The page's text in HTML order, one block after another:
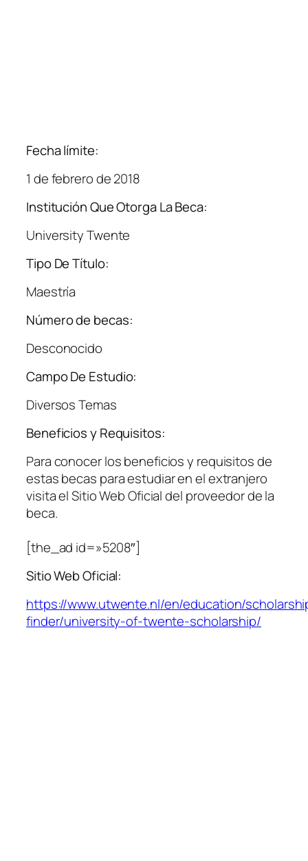
Fecha límite:
1 de febrero de 2018
Institución Que Otorga La Beca:
University Twente
Tipo De Título:
Maestría
Número de becas:
Desconocido
Campo De Estudio:
Diversos Temas
Beneficios y Requisitos:
Para conocer los beneficios y requisitos de
estas becas para estudiar en el extranjero
visita el Sitio Web Oficial del proveedor de la
beca.
[the_ad id=»5208″]
Sitio Web Oficial:
https://www.utwente.nl/en/education/
finder/university-of-twente-scholarship/